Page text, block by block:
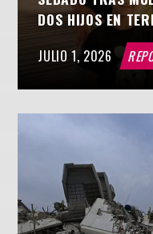
DOS HIJOS EN
JULIO 1, 2026